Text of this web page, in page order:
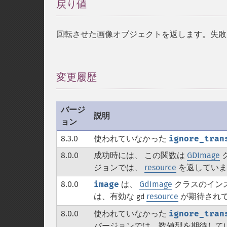
戻り値
回転させた画像オブジェクトを返します。失
変更履歴
バージ
ョン
説明
8.3.0 使われていなかった
8.0.0
成功時には、 この関数は GDImage
ジョンでは、 resource を返してい
8.0.0
image は、 GdImage クラスのイン
は、有効な gd resource が期待され
8.0.0
使われていなかった